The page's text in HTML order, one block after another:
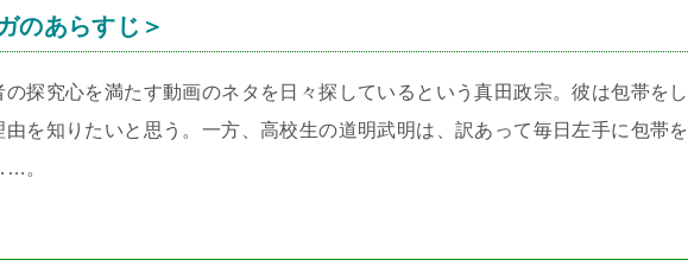
のあらすじ＞
探究心を満たす動画のネタを日々探しているという真田政宗。彼は包帯をし
を知りたいと思う。一方、高校生の道明武明は、訳あって毎日左手に包帯を
。